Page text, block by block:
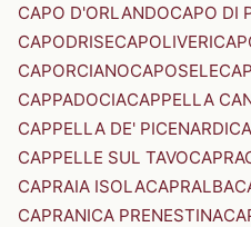
CAPO D'ORLANDOCAPO DI
CAPODRISECAPOLIVERI
CAPORCIANOCAPOSELE
CAPPADOCIACAPPELLA
CAPPELLA DE' PICENARDI
CAPPELLE SUL TAVO
CAPRAIA ISOLACAPRALBA
CAPRANICA PRENESTINA